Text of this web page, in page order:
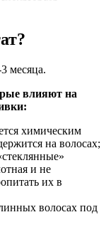
месяца.
влияют на
химическим
на волосах;
и не
их в
волосах под